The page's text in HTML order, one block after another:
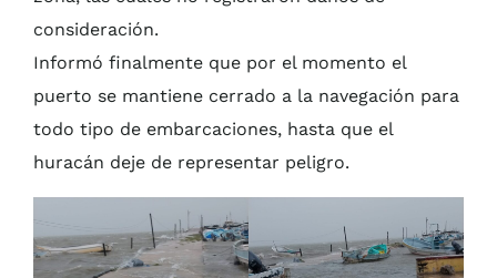
consideración.
Informó finalmente que por el momento el
puerto se mantiene cerrado a la navegación para
todo tipo de embarcaciones, hasta que el
huracán deje de representar peligro.